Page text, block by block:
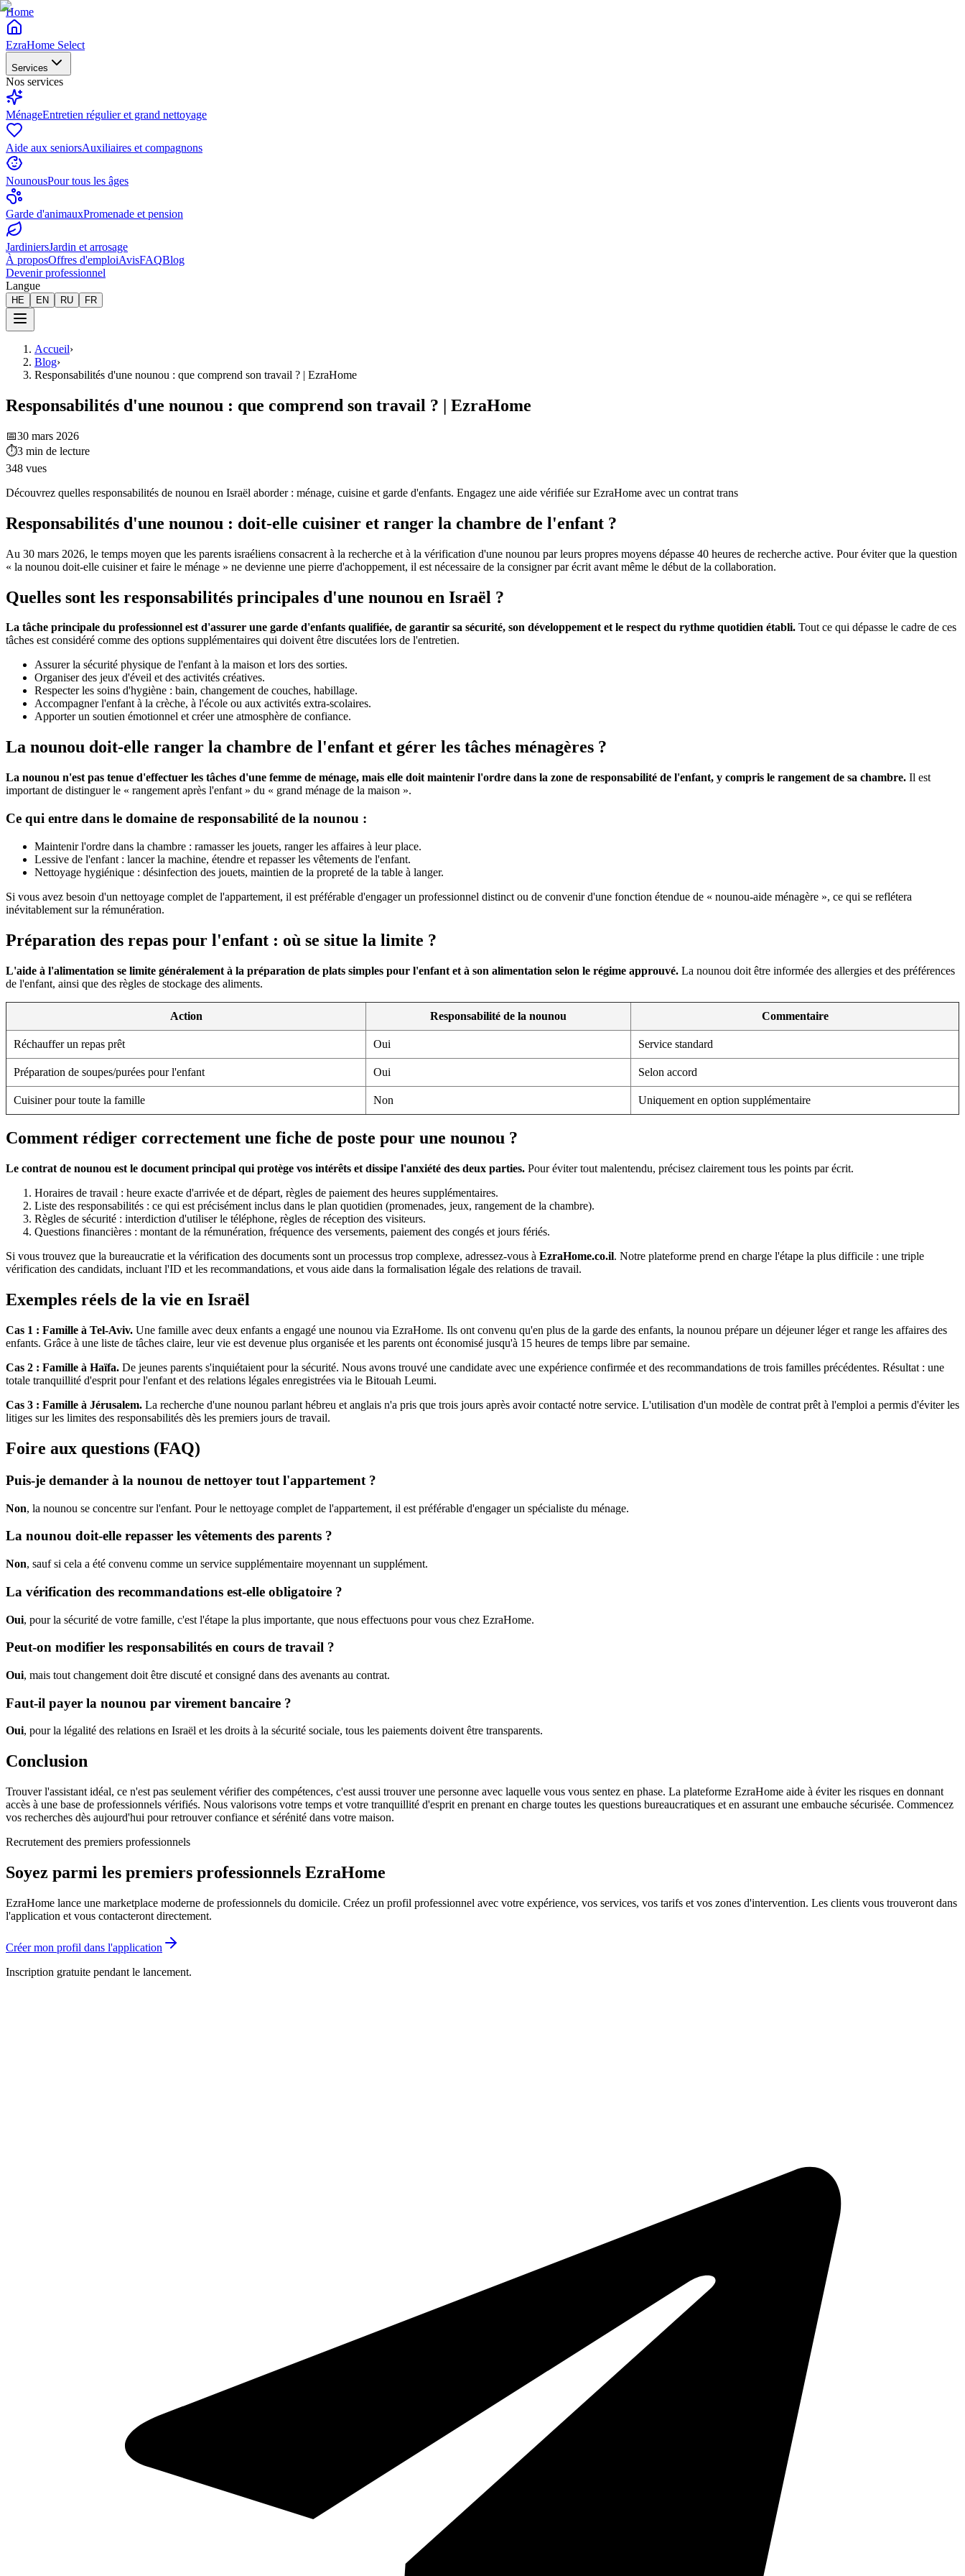
Home
EzraHome Select
Services
Nos services
MénageEntretien régulier et grand nettoyage
Aide aux seniorsAuxiliaires et compagnons
NounousPour tous les âges
Garde d'animauxPromenade et pension
JardiniersJardin et arrosage
À proposOffres d'emploiAvisFAQBlog
Devenir professionnel
Langue
HE EN RU FR
Accueil›
Blog›
Responsabilités d'une nounou : que comprend son travail ? | EzraHome
Responsabilités d'une nounou : que comprend son travail ? | EzraHome
📅30 mars 2026
⏱3 min de lecture
348 vues
Découvrez quelles responsabilités de nounou en Israël aborder : ménage, cuisine et garde d'enfants. Engagez une aide vérifiée sur EzraHome avec un contrat trans
Responsabilités d'une nounou : doit-elle cuisiner et ranger la chambre de l'enfant ?
Au 30 mars 2026, le temps moyen que les parents israéliens consacrent à la recherche et à la vérification d'une nounou par leurs propres moyens dépasse 40 heures de recherche active. Pour éviter que la question
« la nounou doit-elle cuisiner et faire le ménage » ne devienne une pierre d'achoppement, il est nécessaire de la consigner par écrit avant même le début de la collaboration.
Quelles sont les responsabilités principales d'une nounou en Israël ?
La tâche principale du professionnel est d'assurer une garde d'enfants qualifiée, de garantir sa sécurité, son développement et le respect du rythme quotidien établi. Tout ce qui dépasse le cadre de ces
tâches est considéré comme des options supplémentaires qui doivent être discutées lors de l'entretien.
Assurer la sécurité physique de l'enfant à la maison et lors des sorties.
Organiser des jeux d'éveil et des activités créatives.
Respecter les soins d'hygiène : bain, changement de couches, habillage.
Accompagner l'enfant à la crèche, à l'école ou aux activités extra-scolaires.
Apporter un soutien émotionnel et créer une atmosphère de confiance.
La nounou doit-elle ranger la chambre de l'enfant et gérer les tâches ménagères ?
La nounou n'est pas tenue d'effectuer les tâches d'une femme de ménage, mais elle doit maintenir l'ordre dans la zone de responsabilité de l'enfant, y compris le rangement de sa chambre. Il est
important de distinguer le « rangement après l'enfant » du « grand ménage de la maison ».
Ce qui entre dans le domaine de responsabilité de la nounou :
Maintenir l'ordre dans la chambre : ramasser les jouets, ranger les affaires à leur place.
Lessive de l'enfant : lancer la machine, étendre et repasser les vêtements de l'enfant.
Nettoyage hygiénique : désinfection des jouets, maintien de la propreté de la table à langer.
Si vous avez besoin d'un nettoyage complet de l'appartement, il est préférable d'engager un professionnel distinct ou de convenir d'une fonction étendue de « nounou-aide ménagère », ce qui se reflétera
inévitablement sur la rémunération.
Préparation des repas pour l'enfant : où se situe la limite ?
L'aide à l'alimentation se limite généralement à la préparation de plats simples pour l'enfant et à son alimentation selon le régime approuvé. La nounou doit être informée des allergies et des préférences
de l'enfant, ainsi que des règles de stockage des aliments.
Action Responsabilité de la nounou Commentaire
Réchauffer un repas prêt Oui Service standard
Préparation de soupes/purées pour l'enfant Oui Selon accord
Cuisiner pour toute la famille Non Uniquement en option supplémentaire
Comment rédiger correctement une fiche de poste pour une nounou ?
Le contrat de nounou est le document principal qui protège vos intérêts et dissipe l'anxiété des deux parties. Pour éviter tout malentendu, précisez clairement tous les points par écrit.
Horaires de travail : heure exacte d'arrivée et de départ, règles de paiement des heures supplémentaires.
Liste des responsabilités : ce qui est précisément inclus dans le plan quotidien (promenades, jeux, rangement de la chambre).
Règles de sécurité : interdiction d'utiliser le téléphone, règles de réception des visiteurs.
Questions financières : montant de la rémunération, fréquence des versements, paiement des congés et jours fériés.
Si vous trouvez que la bureaucratie et la vérification des documents sont un processus trop complexe, adressez-vous à EzraHome.co.il. Notre plateforme prend en charge l'étape la plus difficile : une triple
vérification des candidats, incluant l'ID et les recommandations, et vous aide dans la formalisation légale des relations de travail.
Exemples réels de la vie en Israël
Cas 1 : Famille à Tel-Aviv. Une famille avec deux enfants a engagé une nounou via EzraHome. Ils ont convenu qu'en plus de la garde des enfants, la nounou prépare un déjeuner léger et range les affaires des
enfants. Grâce à une liste de tâches claire, leur vie est devenue plus organisée et les parents ont économisé jusqu'à 15 heures de temps libre par semaine.
Cas 2 : Famille à Haïfa. De jeunes parents s'inquiétaient pour la sécurité. Nous avons trouvé une candidate avec une expérience confirmée et des recommandations de trois familles précédentes. Résultat : une
totale tranquillité d'esprit pour l'enfant et des relations légales enregistrées via le Bitouah Leumi.
Cas 3 : Famille à Jérusalem. La recherche d'une nounou parlant hébreu et anglais n'a pris que trois jours après avoir contacté notre service. L'utilisation d'un modèle de contrat prêt à l'emploi a permis d'éviter les
litiges sur les limites des responsabilités dès les premiers jours de travail.
Foire aux questions (FAQ)
Puis-je demander à la nounou de nettoyer tout l'appartement ?
Non, la nounou se concentre sur l'enfant. Pour le nettoyage complet de l'appartement, il est préférable d'engager un spécialiste du ménage.
La nounou doit-elle repasser les vêtements des parents ?
Non, sauf si cela a été convenu comme un service supplémentaire moyennant un supplément.
La vérification des recommandations est-elle obligatoire ?
Oui, pour la sécurité de votre famille, c'est l'étape la plus importante, que nous effectuons pour vous chez EzraHome.
Peut-on modifier les responsabilités en cours de travail ?
Oui, mais tout changement doit être discuté et consigné dans des avenants au contrat.
Faut-il payer la nounou par virement bancaire ?
Oui, pour la légalité des relations en Israël et les droits à la sécurité sociale, tous les paiements doivent être transparents.
Conclusion
Trouver l'assistant idéal, ce n'est pas seulement vérifier des compétences, c'est aussi trouver une personne avec laquelle vous vous sentez en phase. La plateforme EzraHome aide à éviter les risques en donnant
accès à une base de professionnels vérifiés. Nous valorisons votre temps et votre tranquillité d'esprit en prenant en charge toutes les questions bureaucratiques et en assurant une embauche sécurisée. Commencez
vos recherches dès aujourd'hui pour retrouver confiance et sérénité dans votre maison.
Recrutement des premiers professionnels
Soyez parmi les premiers professionnels EzraHome
EzraHome lance une marketplace moderne de professionnels du domicile. Créez un profil professionnel avec votre expérience, vos services, vos tarifs et vos zones d'intervention. Les clients vous trouveront dans
l'application et vous contacteront directement.
Créer mon profil dans l'application
Inscription gratuite pendant le lancement.